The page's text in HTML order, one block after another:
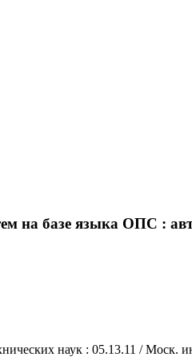
на базе языка ОПС :
наук : 05.13.11 / Моск.